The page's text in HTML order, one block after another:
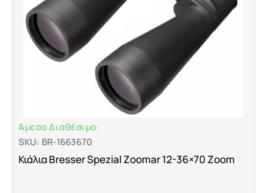
Άμεσα Διαθέσιμο
SKU: BR-1663670
Κιάλια Bresser Spezial Zoomar 12-36×70 Zoom